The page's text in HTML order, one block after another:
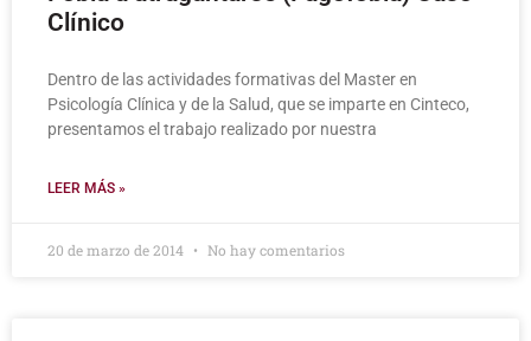
Clínico
Dentro de las actividades formativas del Master en
Psicología Clínica y de la Salud, que se imparte en Cinteco,
presentamos el trabajo realizado por nuestra
LEER MÁS »
20 de marzo de 2014 No hay comentarios